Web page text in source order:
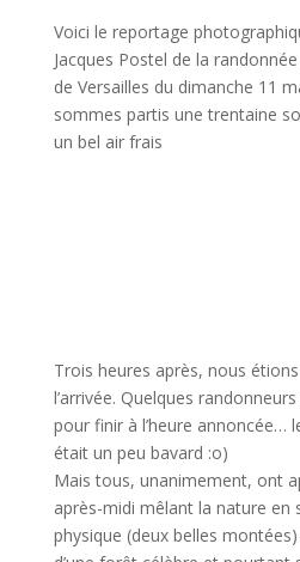
Voici le reportage
Jacques Postel de la
de Versailles du dimanche 11
sommes partis une trentaine
un bel air frais
Trois heures après, nous
l’arrivée. Quelques
pour finir à l’heure annoncée…
était un peu bavard :o)
Mais tous, unanimement, ont
après-midi mêlant la nature en
physique (deux belles